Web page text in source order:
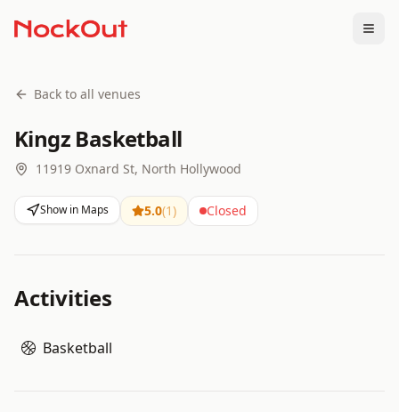
Back to all venues
Kingz Basketball
11919 Oxnard St, North Hollywood
Show in Maps 5.0(1) Closed
Activities
Basketball